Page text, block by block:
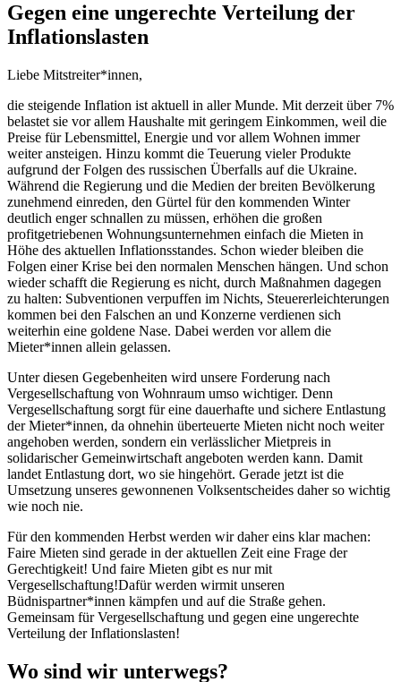
Gegen eine ungerechte Verteilung der
Inflationslasten
Liebe Mitstreiter*innen,
die steigende Inflation ist aktuell in aller Munde. Mit derzeit über 7%
belastet sie vor allem Haushalte mit geringem Einkommen, weil die
Preise für Lebensmittel, Energie und vor allem Wohnen immer
weiter ansteigen. Hinzu kommt die Teuerung vieler Produkte
aufgrund der Folgen des russischen Überfalls auf die Ukraine.
Während die Regierung und die Medien der breiten Bevölkerung
zunehmend einreden, den Gürtel für den kommenden Winter
deutlich enger schnallen zu müssen, erhöhen die großen
profitgetriebenen Wohnungsunternehmen einfach die Mieten in
Höhe des aktuellen Inflationsstandes. Schon wieder bleiben die
Folgen einer Krise bei den normalen Menschen hängen. Und schon
wieder schafft die Regierung es nicht, durch Maßnahmen dagegen
zu halten: Subventionen verpuffen im Nichts, Steuererleichterungen
kommen bei den Falschen an und Konzerne verdienen sich
weiterhin eine goldene Nase. Dabei werden vor allem die
Mieter*innen allein gelassen.
Unter diesen Gegebenheiten wird unsere Forderung nach
Vergesellschaftung von Wohnraum umso wichtiger. Denn
Vergesellschaftung sorgt für eine dauerhafte und sichere Entlastung
der Mieter*innen, da ohnehin überteuerte Mieten nicht noch weiter
angehoben werden, sondern ein verlässlicher Mietpreis in
solidarischer Gemeinwirtschaft angeboten werden kann. Damit
landet Entlastung dort, wo sie hingehört. Gerade jetzt ist die
Umsetzung unseres gewonnenen Volksentscheides daher so wichtig
wie noch nie.
Für den kommenden Herbst werden wir daher eins klar machen:
Faire Mieten sind gerade in der aktuellen Zeit eine Frage der
Gerechtigkeit! Und faire Mieten gibt es nur mit
Vergesellschaftung!Dafür werden wirmit unseren
Büdnispartner*innen kämpfen und auf die Straße gehen.
Gemeinsam für Vergesellschaftung und gegen eine ungerechte
Verteilung der Inflationslasten!
Wo sind wir unterwegs?